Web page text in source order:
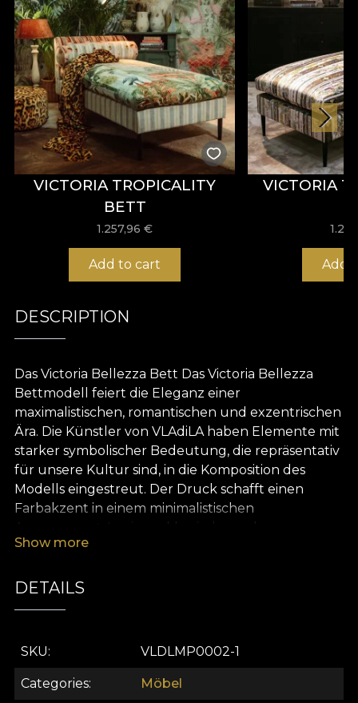
VICTORIA TROPICALITY
BETT
1.257,96€
Add to cart
VICTORIA
Add
DESCRIPTION
Das Victoria Bellezza Bett Das Victoria Bellezza
Bettmodell feiert die Eleganz einer
maximalistischen, romantischen und exzentrischen
Ära. Die Künstler von VLAdiLA haben Elemente mit
starker symbolischer Bedeutung, die repräsentativ
für unsere Kultur sind, in die Komposition des
Modells eingestreut. Der Druck schafft einen
Farbakzent in einem minimalistischen
Arrangement. In einem klassischen oder
eklektischen Dekor ergänzt es die restlichen Töne
Stella Maris Kollektion erzählt auch Victoria
stellt ein Tor zwischen Erde und Himmel dar,
Oberfläche des Wassers gespiegelt werden. In der
Show more
DETAILS
SKU VLDLMP0002-1
Categories Möbel